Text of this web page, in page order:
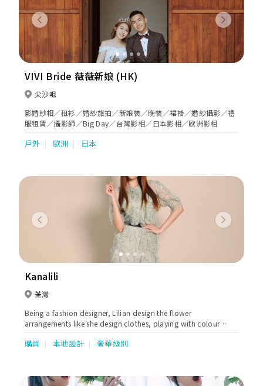
Previous Next
VIVI Bride 薇薇新娘 (HK)
尖沙咀
影婚紗相／租衫／婚紗旅拍／新娘裝／晚裝／裙褂／婚紗攝影／禮
服租賃／攝影師／Big Day／台灣影相／日本影相／歐洲影相
戶外 歐洲 日本
Previous Next
Kanalili
荃灣
Being a fashion designer, Lilian design the flower
arrangements like she design clothes, playing with colour
harmonically, adding elements like glitter and gold glaze,
crystals and pearls, the flower arrangement resembles a
購買 本地設計 奢華級別